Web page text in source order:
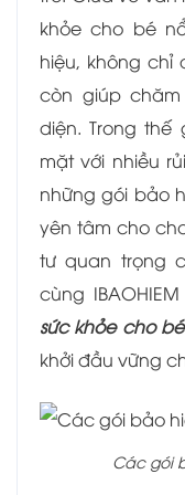
khỏe cho bé
hiệu, không
còn giúp
diện. Trong
mặt với nhiều
những gói bảo
yên tâm cho
tư quan trọng
cùng
sức khỏe cho bé
khởi đầu vững
Các gói